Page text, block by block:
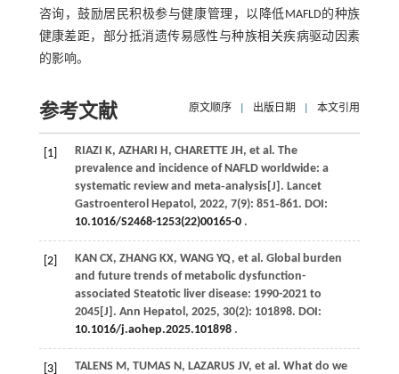
咨询，鼓励居民积极参与健康管理，以降低MAFLD的种族
健康差距，部分抵消遗传易感性与种族相关疾病驱动因素
的影响。
参考文献 原文顺序 出版日期 本文引用
[1] RIAZI K, AZHARI H, CHARETTE JH, et al . The
prevalence and incidence of NAFLD worldwide: a
systematic review and meta‑analysis[J]. Lancet
Gastroenterol Hepatol , 2022, 7(9): 851‑861. DOI:
10.1016/S2468-1253(22)00165-0.
[2] KAN CX, ZHANG KX, WANG YQ, et al . Global burden
and future trends of metabolic dysfunction-
associated Steatotic liver disease: 1990-2021 to
2045[J]. Ann Hepatol , 2025, 30(2): 101898. DOI:
10.1016/j.aohep.2025.101898.
[3] TALENS M, TUMAS N, LAZARUS JV, et al . What do we